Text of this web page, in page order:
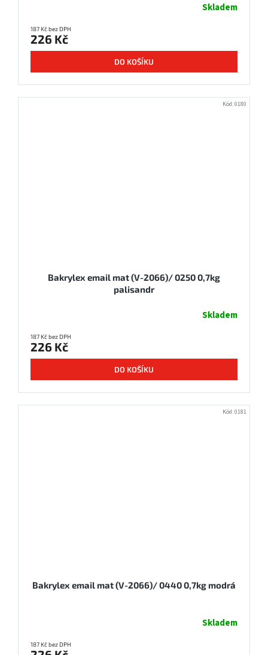
Skladem
187 Kč bez DPH
226 Kč
DO KOŠÍKU
Bakrylex email mat (V-2066)/ 0250 0,7kg
palisandr
Skladem
187 Kč bez DPH
226 Kč
DO KOŠÍKU
Kód:0180
Bakrylex email mat (V-2066)/ 0440 0,7kg modrá
Skladem
187 Kč bez DPH
Kód:0181